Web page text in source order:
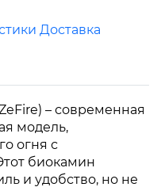
Доставка
– современная
модель,
огня с
биокамин
и удобство, но не